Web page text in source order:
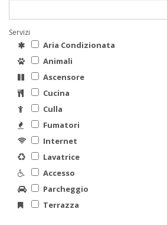
Servizi
Aria Condizionata
Animali
Ascensore
Cucina
Culla
Fumatori
Internet
Lavatrice
Accesso
Parcheggio
Terrazza